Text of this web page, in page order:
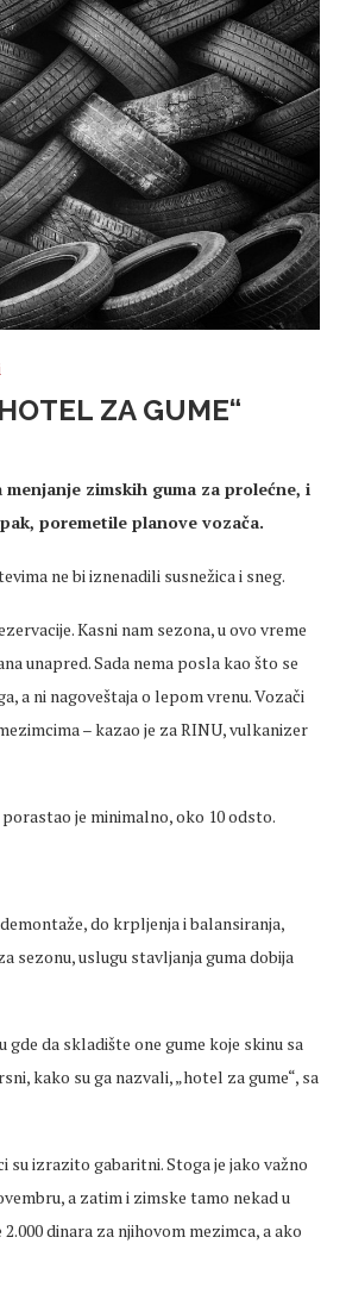
ZA GUME“
zimskih guma za prolećne, i
poremetile planove vozača.
ne bi iznenadili susnežica i sneg.
Kasni nam sezona, u ovo vreme
unapred. Sada nema posla kao što se
a ni nagoveštaja o lepom vrenu. Vozači
– kazao je za RINU, vulkanizer
je minimalno, oko 10 odsto.
do krpljenja i balansiranja,
sezonu, uslugu stavljanja guma dobija
da skladište one gume koje skinu sa
kako su ga nazvali, „hotel za gume“, sa
su izrazito gabaritni. Stoga je jako važno
a zatim i zimske tamo nekad u
dinara za njihovom mezimca, a ako